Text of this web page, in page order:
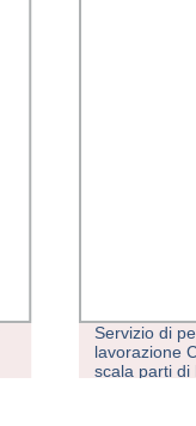
Servizio di
lavorazione
scala parti di